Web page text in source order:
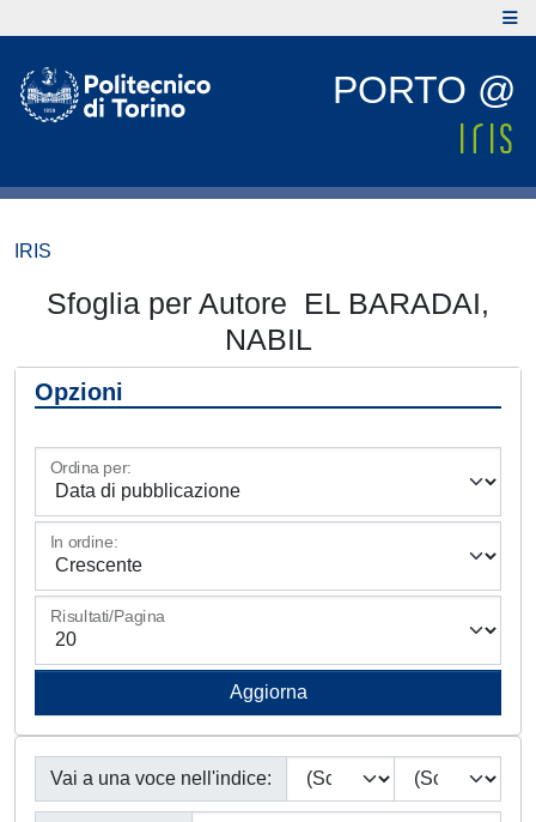
PORTO @
IRIS
Sfoglia per Autore EL BARADAI,
NABIL
Opzioni
Ordina per:
In ordine:
Risultati/Pagina
Vai a una voce nell'indice: